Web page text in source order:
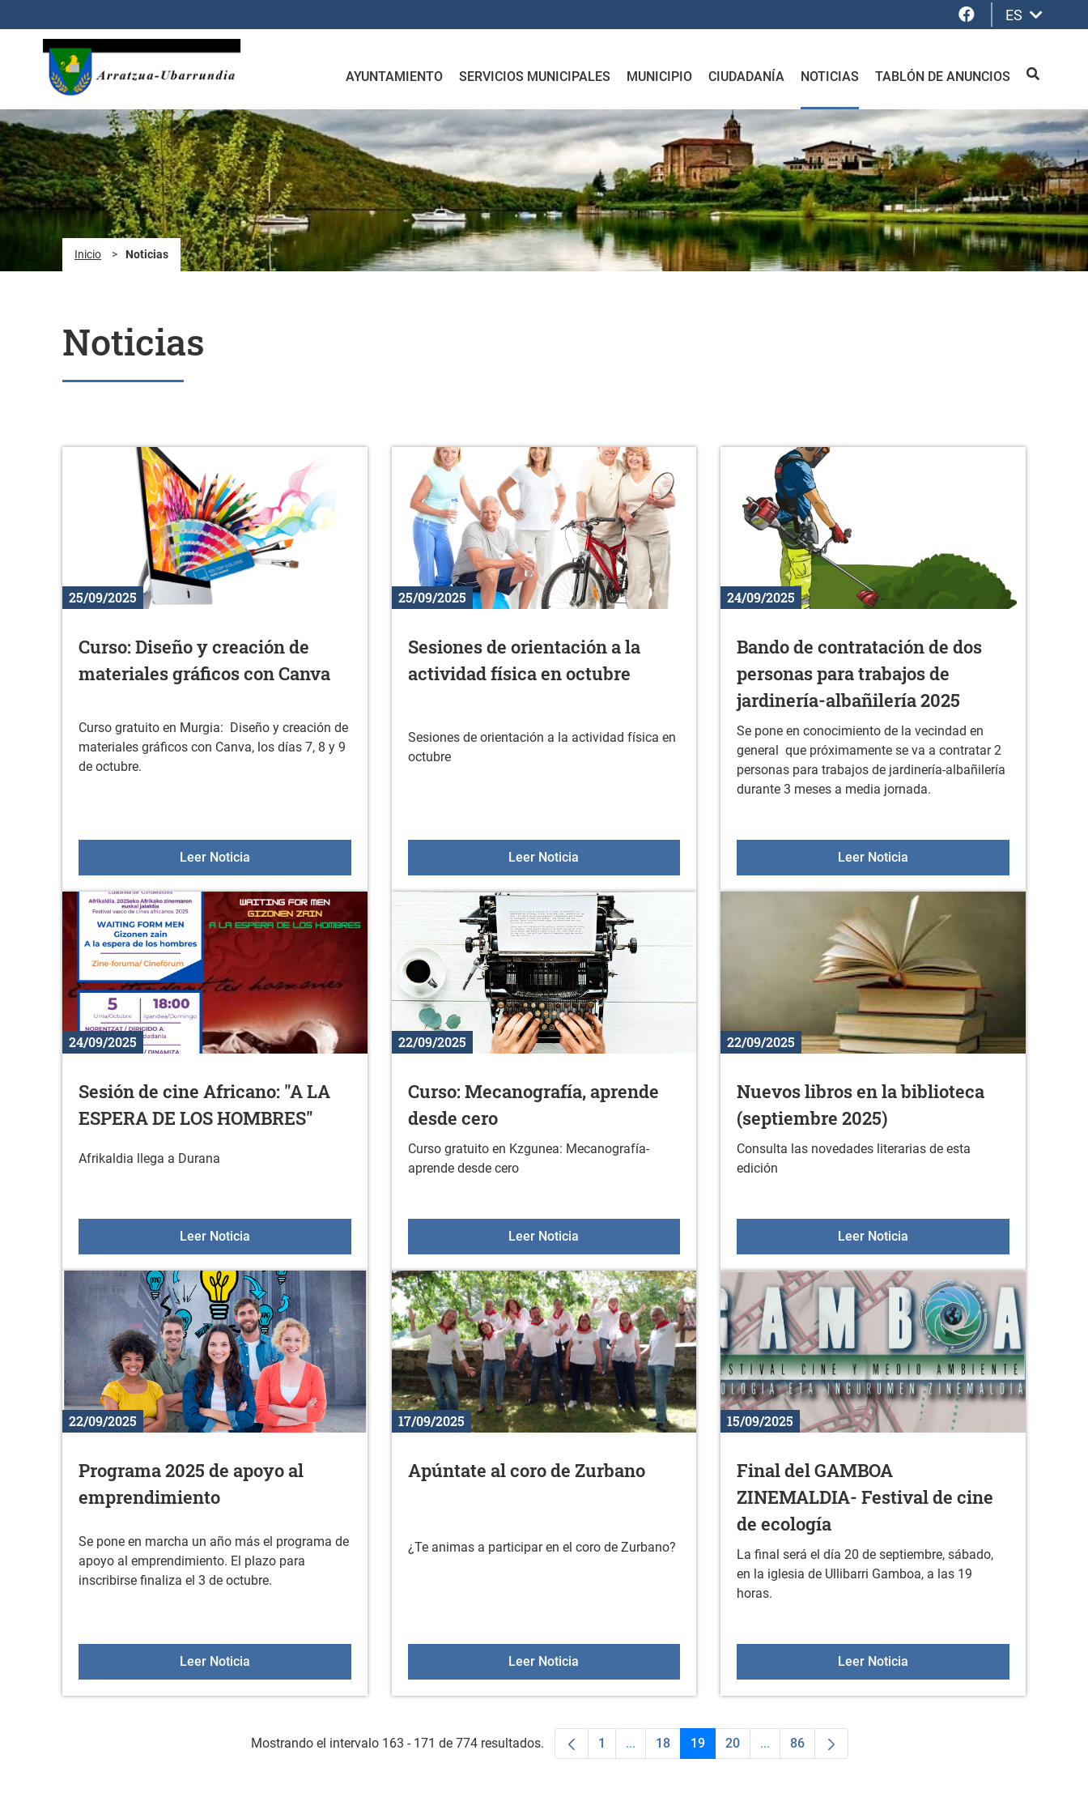
Facebook
ES
AYUNTAMIENTO SERVICIOS MUNICIPALES MUNICIPIO CIUDADANÍA NOTICIAS TABLÓN DE ANUNCIOS BUSCAR
Inicio > Noticias
Noticias
25/09/2025
Curso: Diseño y creación de
materiales gráficos con Canva
Curso gratuito en Murgia: Diseño y creación de
materiales gráficos con Canva, los días 7, 8 y 9
de octubre.
Leer NoticiaCurso: Diseño y creación de materiales gráficos con Canva
25/09/2025
Sesiones de orientación a la
actividad física en octubre
Sesiones de orientación a la actividad física en
octubre
Leer Noticia Sesiones de orientación a la actividad física en octubre
24/09/2025
Bando de contratación de dos
personas para trabajos de
jardinería-albañilería 2025
Se pone en conocimiento de la vecindad en
general que próximamente se va a contratar 2
personas para trabajos de jardinería-albañilería
durante 3 meses a media jornada.
Leer Noticia
24/09/2025
Sesión de cine Africano: "A LA
ESPERA DE LOS HOMBRES"
Afrikaldia llega a Durana
Leer NoticiaSesión de cine Africano: "A LA ESPERA DE LOS HOMBRES"
22/09/2025
Curso: Mecanografía, aprende
desde cero
Curso gratuito en Kzgunea: Mecanografía-
aprende desde cero
Leer Noticia
22/09/2025
Nuevos libros en la biblioteca
(septiembre 2025)
Consulta las novedades literarias de esta
edición
Leer Noticia
22/09/2025
Programa 2025 de apoyo al
emprendimiento
Se pone en marcha un año más el programa de
apoyo al emprendimiento. El plazo para
inscribirse finaliza el 3 de octubre.
Leer NoticiaPrograma 2025 de apoyo al emprendimiento
17/09/2025
Apúntate al coro de Zurbano
¿Te animas a participar en el coro de Zurbano?
Leer Noticia
15/09/2025
Final del GAMBOA
ZINEMALDIA- Festival de cine
de ecología
La final será el día 20 de septiembre, sábado,
en la iglesia de Ullibarri Gamboa, a las 19
horas.
Leer Noticia
Mostrando el intervalo 163 - 171 de 774 resultados. Página
1 ...Páginas intermedias Use TAB para desplazarse.
Página
18 Página
19 Página
20 ...Páginas intermedias Use TAB para desplazarse.
Página
86